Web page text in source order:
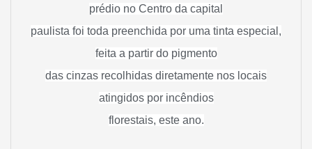
prédio no Centro da capital
paulista foi toda preenchida por uma tinta especial,
feita a partir do pigmento
das cinzas recolhidas diretamente nos locais
atingidos por incêndios
florestais, este ano.